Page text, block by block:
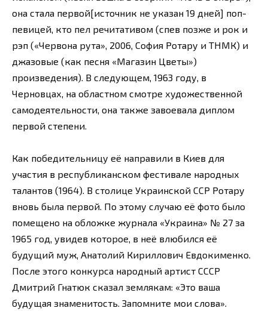
она стала первой[источник не указан 19 дней] поп-
певицей, кто пел речитативом (спев позже и рок и
рэп («Червона рута», 2006, София Ротару и ТНМК) и
джазовые (как песня «Магазин Цветы»)
произведения). В следующем, 1963 году, в
Черновцах, на областном смотре художественной
самодеятельности, она также завоевала диплом
первой степени.
Как победительницу её направили в Киев для
участия в республиканском фестивале народных
талантов (1964). В столице Украинской ССР Ротару
вновь была первой. По этому случаю её фото было
помещено на обложке журнала «Украина» № 27 за
1965 год, увидев которое, в неё влюбился её
будущий муж, Анатолий Кириллович Евдокименко.
После этого конкурса народный артист СССР
Дмитрий Гнатюк сказал землякам: «Это ваша
будущая знаменитость. Запомните мои слова».